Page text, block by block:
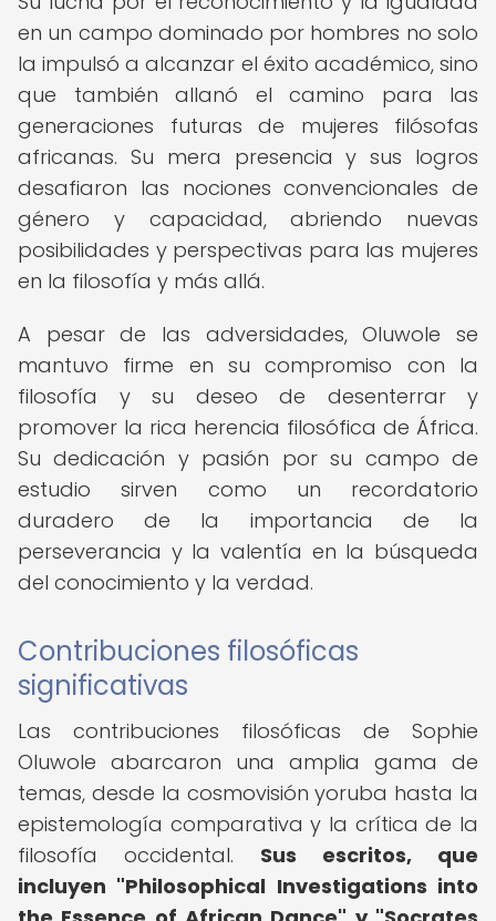
en un campo dominado por hombres no solo
la impulsó a alcanzar el éxito académico, sino
que también allanó el camino para las
generaciones futuras de mujeres filósofas
africanas. Su mera presencia y sus logros
desafiaron las nociones convencionales de
género y capacidad, abriendo nuevas
posibilidades y perspectivas para las mujeres
en la filosofía y más allá.
A pesar de las adversidades, Oluwole se
mantuvo firme en su compromiso con la
filosofía y su deseo de desenterrar y
promover la rica herencia filosófica de África.
Su dedicación y pasión por su campo de
estudio sirven como un recordatorio
duradero de la importancia de la
perseverancia y la valentía en la búsqueda
del conocimiento y la verdad.
Contribuciones filosóficas
significativas
Las contribuciones filosóficas de Sophie
Oluwole abarcaron una amplia gama de
temas, desde la cosmovisión yoruba hasta la
epistemología comparativa y la crítica de la
filosofía occidental. Sus escritos, que
incluyen "Philosophical Investigations into